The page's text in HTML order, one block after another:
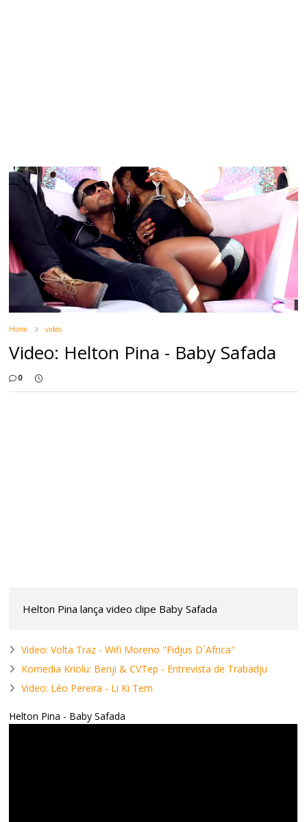
Home video
Video: Helton Pina - Baby Safada
0
Helton Pina lança video clipe Baby Safada
Video: Volta Traz - Wifi Moreno "Fidjus D`Africa"
Komedia Kriolu: Benji & CVTep - Entrevista de Trabadju
Video: Léo Pereira - Li Ki Tem
Helton Pina - Baby Safada